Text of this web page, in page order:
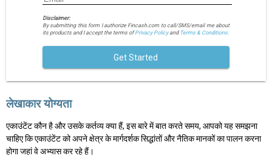
Disclaimer:
By submitting this form I authorize Fincash.com to call/SMS/email me about
its products and I accept the terms ofPrivacy Policyand Terms & Conditions.
Get Started
लेखाकार योग्यता
एकाउंटेंट कौन है और उसके कर्तव्य क्या हैं, इस बारे में बात करते समय, आपको यह समझना
चाहिए कि एकाउंटेंट को अपने क्षेत्र के मार्गदर्शक सिद्धांतों और नैतिक मानकों का पालन करना
होगा जहां वे अभ्यास कर रहे हैं।